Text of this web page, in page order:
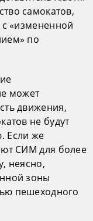
самокатов,
«измененной
по
может
движения,
не будут
Если же
СИМ для более
неясно,
зоны
пешеходного